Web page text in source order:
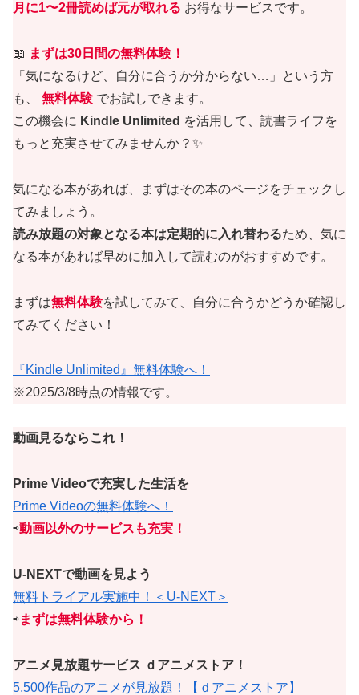
月に1〜2冊読めば元が取れる お得なサービスです。
📖 まずは30日間の無料体験！
「気になるけど、自分に合うか分からない…」という方
も、 無料体験でお試しできます。
この機会に Kindle Unlimited を活用して、読書ライフを
もっと充実させてみませんか？✨
気になる本があれば、まずはその本のページをチェックし
てみましょう。
読み放題の対象となる本は定期的に入れ替わるため、気に
なる本があれば早めに加入して読むのがおすすめです。
まずは無料体験を試してみて、自分に合うかどうか確認し
てみてください！
『Kindle Unlimited』無料体験へ！
※2025/3/8時点の情報です。
動画見るならこれ！
Prime Videoで充実した生活を
Prime Videoの無料体験へ！
⇨動画以外のサービスも充実！
U-NEXTで動画を見よう
無料トライアル実施中！＜U-NEXT＞
⇨まずは無料体験から！
アニメ見放題サービス ｄアニメストア！
5,500作品のアニメが見放題！【ｄアニメストア】